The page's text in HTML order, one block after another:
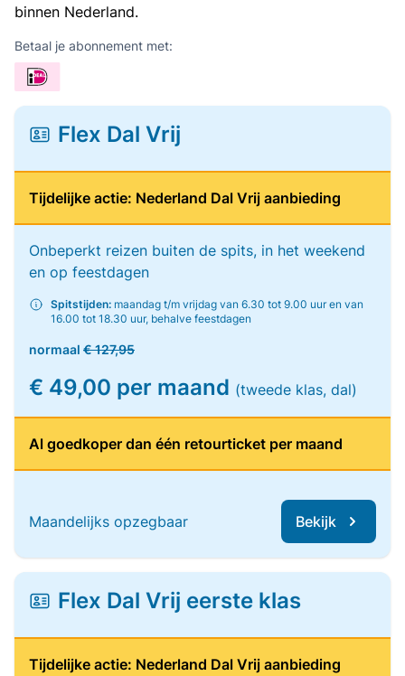
binnen Nederland.
Betaal je abonnement met:
Flex Dal Vrij
Tijdelijke actie: Nederland Dal Vrij aanbieding
Onbeperkt reizen buiten de spits, in het weekend
en op feestdagen
Spitstijden: maandag t/m vrijdag van 6.30 tot 9.00 uur en van
16.00 tot 18.30 uur, behalve feestdagen
normaal € 127,95
€ 49,00 per maand (tweede klas, dal)
Al goedkoper dan één retourticket per maand
Maandelijks opzegbaar Bekijk
Flex Dal Vrij eerste klas
Tijdelijke actie: Nederland Dal Vrij aanbieding